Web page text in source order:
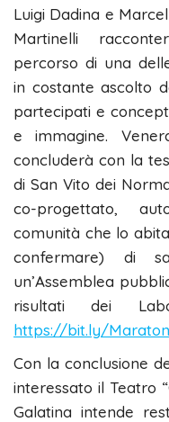
Luigi Dadina e
Martinelli
percorso di una
in costante ascolto
partecipati e
e immagine.
concluderà con la
di San Vito dei
co-progettato,
comunità che lo
confermare) di
un’Assemblea
risultati dei
https://bit.ly/
Con la conclusione
interessato il Teatro
Galatina intende